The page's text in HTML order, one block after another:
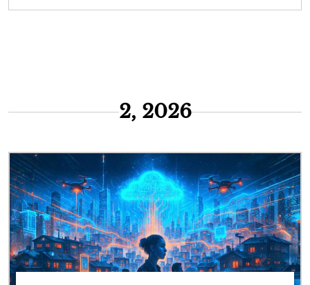
oversvømmer huse, infrastruktur og andre
2, 2026